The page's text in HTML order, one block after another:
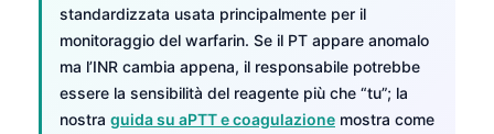
standardizzata usata principalmente per il
monitoraggio del warfarin. Se il PT appare anomalo
ma l’INR cambia appena, il responsabile potrebbe
essere la sensibilità del reagente più che “tu”; la
nostra guida su aPTT e coagulazione mostra come